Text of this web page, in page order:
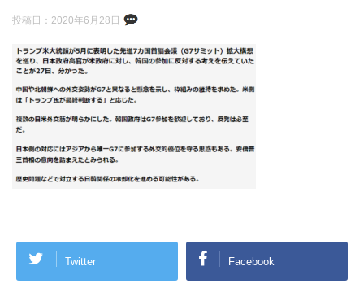
投稿日： 2020年6月28日
Twitter Facebook